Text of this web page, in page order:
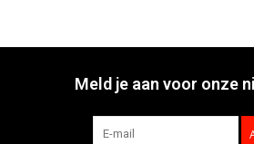
Meld je aan voor onze